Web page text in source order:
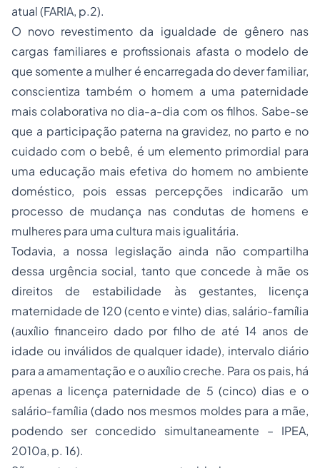
atual (FARIA, p.2).
O novo revestimento da igualdade de gênero nas
cargas familiares e profissionais afasta o modelo de
que somente a mulher é encarregada do dever familiar,
conscientiza também o homem a uma paternidade
mais colaborativa no dia-a-dia com os filhos. Sabe-se
que a participação paterna na gravidez, no parto e no
cuidado com o bebê, é um elemento primordial para
uma educação mais efetiva do homem no ambiente
doméstico, pois essas percepções indicarão um
processo de mudança nas condutas de homens e
mulheres para uma cultura mais igualitária.
Todavia, a nossa legislação ainda não compartilha
dessa urgência social, tanto que concede à mãe os
direitos de estabilidade às gestantes, licença
maternidade de 120 (cento e vinte) dias, salário-família
(auxílio financeiro dado por filho de até 14 anos de
idade ou inválidos de qualquer idade), intervalo diário
para a amamentação e o auxílio creche. Para os pais, há
apenas a licença paternidade de 5 (cinco) dias e o
salário-família (dado nos mesmos moldes para a mãe,
podendo ser concedido simultaneamente – IPEA,
2010a, p. 16).